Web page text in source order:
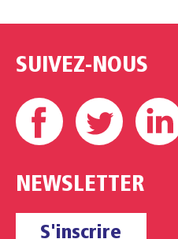
SUIVEZ-NOUS
Facebook Twitter
NEWSLETTER
S'inscrire